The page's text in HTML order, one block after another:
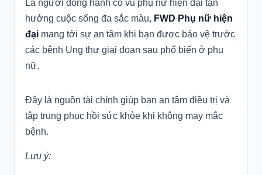
Là người đồng hành cổ vũ phụ nữ hiện đại tận
hưởng cuộc sống đa sắc màu, FWD Phụ nữ hiện
đại mang tới sự an tâm khi bạn được bảo vệ trước
các bệnh Ung thư giai đoạn sau phổ biến ở phụ
nữ.
Đây là nguồn tài chính giúp bạn an tâm điều trị và
tập trung phục hồi sức khỏe khi không may mắc
bệnh.
Lưu ý: